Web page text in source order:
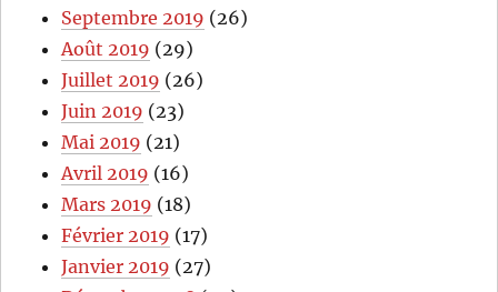
Septembre 2019 (26)
Août 2019 (29)
Juillet 2019 (26)
Juin 2019 (23)
Mai 2019 (21)
Avril 2019 (16)
Mars 2019 (18)
Février 2019 (17)
Janvier 2019 (27)